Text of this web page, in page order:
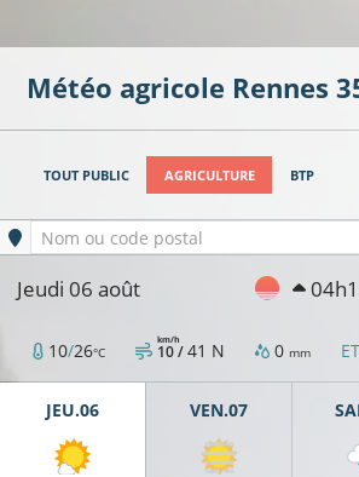
Météo agricole Rennes
TOUT PUBLIC AGRICULTURE BTP
Ville sélectionnée
Nom ou code postal
Jeudi 06 août
10/26°C 10 /
km/h 41 N 0 mm
JEU.06 VEN.07